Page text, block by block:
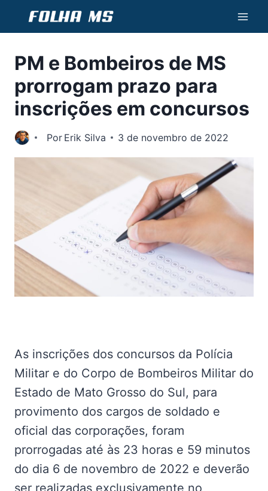
Conteúdo
PM e Bombeiros de MS
prorrogam prazo para
inscrições em concursos
Por Erik Silva 3 de novembro de 2022
As inscrições dos concursos da Polícia
Militar e do Corpo de Bombeiros Militar do
Estado de Mato Grosso do Sul, para
provimento dos cargos de soldado e
oficial das corporações, foram
prorrogadas até às 23 horas e 59 minutos
do dia 6 de novembro de 2022 e deverão
ser realizadas exclusivamente no